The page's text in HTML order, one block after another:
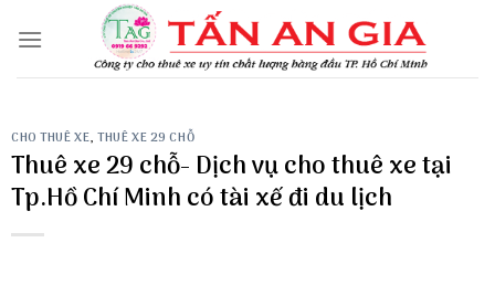
CHO THUÊ XE,THUÊ XE 29 CHỖ
Thuê xe 29 chỗ- Dịch vụ cho thuê xe tại
Tp.Hồ Chí Minh có tài xế đi du lịch